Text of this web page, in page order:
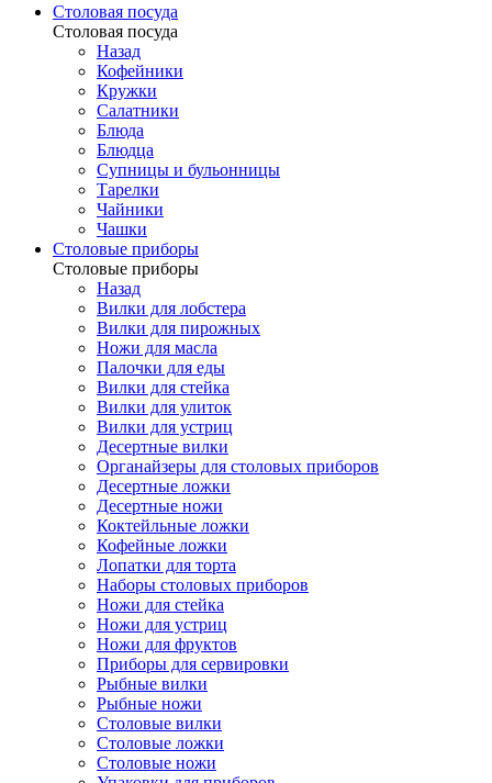
Столовая посуда
Столовая посуда
Назад
Кофейники
Кружки
Салатники
Блюда
Блюдца
Супницы и бульонницы
Тарелки
Чайники
Чашки
Cтоловые приборы
Cтоловые приборы
Назад
Вилки для лобстера
Вилки для пирожных
Ножи для масла
Палочки для еды
Вилки для стейка
Вилки для улиток
Вилки для устриц
Десертные вилки
Органайзеры для столовых приборов
Десертные ложки
Десертные ножи
Коктейльные ложки
Кофейные ложки
Лопатки для торта
Наборы столовых приборов
Ножи для стейка
Ножи для устриц
Ножи для фруктов
Приборы для сервировки
Рыбные вилки
Рыбные ножи
Столовые вилки
Столовые ложки
Столовые ножи